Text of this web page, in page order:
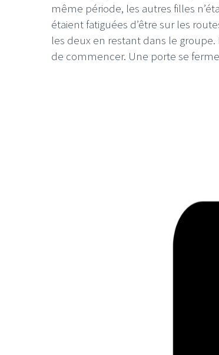
même période, les autres filles
étaient fatiguées d’être sur les
les deux en restant dans le
de commencer. Une porte se